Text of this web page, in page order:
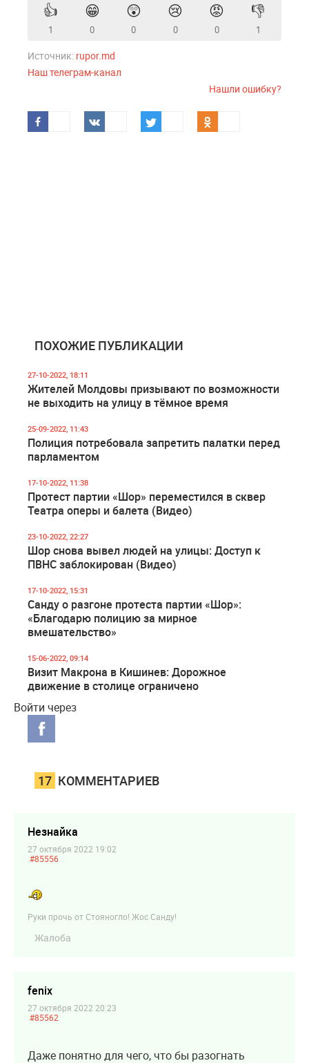
👍
1
😁
0
😲
0
😢
0
😡
0
👎
1
Источник: rupor.md
Наш телеграм-канал
Нашли ошибку?
ПОХОЖИЕ ПУБЛИКАЦИИ
27-10-2022, 18:11
Жителей Молдовы призывают по возможности
не выходить на улицу в тёмное время
25-09-2022, 11:43
Полиция потребовала запретить палатки перед
парламентом
17-10-2022, 11:38
Протест партии «Шор» переместился в сквер
Театра оперы и балета (Видео)
23-10-2022, 22:27
Шор снова вывел людей на улицы: Доступ к
ПВНС заблокирован (Видео)
17-10-2022, 15:31
Санду о разгоне протеста партии «Шор»:
«Благодарю полицию за мирное
вмешательство»
15-06-2022, 09:14
Визит Макрона в Кишинев: Дорожное
движение в столице ограничено
Войти через
17 КОММЕНТАРИЕВ
Незнайка
27 октября 2022 19:02
#85556
Руки прочь от Стояногло! Жос Санду!
Жалоба
fenix
27 октября 2022 20:23
#85562
Даже понятно для чего, что бы разогнать